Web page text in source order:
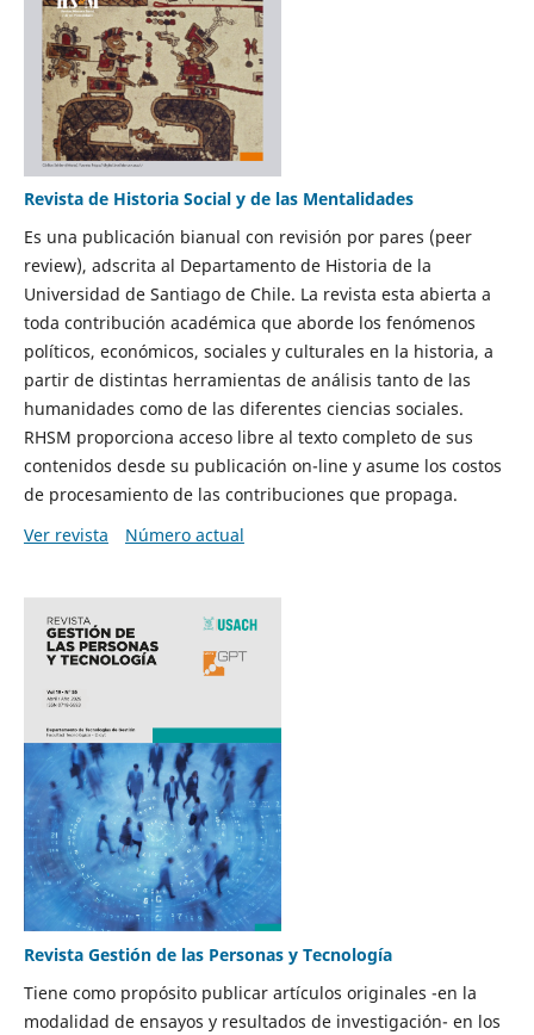
Revista de Historia Social y de las Mentalidades
Es una publicación bianual con revisión por pares (peer
review), adscrita al Departamento de Historia de la
Universidad de Santiago de Chile. La revista esta abierta a
toda contribución académica que aborde los fenómenos
políticos, económicos, sociales y culturales en la historia, a
partir de distintas herramientas de análisis tanto de las
humanidades como de las diferentes ciencias sociales.
RHSM proporciona acceso libre al texto completo de sus
contenidos desde su publicación on-line y asume los costos
de procesamiento de las contribuciones que propaga.
Ver revista
Número actual
Revista Gestión de las Personas y Tecnología
Tiene como propósito publicar artículos originales -en la
modalidad de ensayos y resultados de investigación- en los